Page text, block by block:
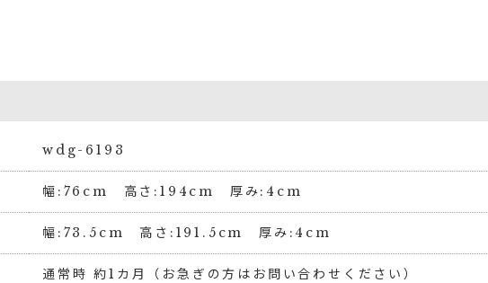
wdg-6193
幅:76cm 高さ:194cm 厚み:4cm
幅:73.5cm 高さ:191.5cm 厚み:4cm
通常時 約1カ月（お急ぎの方はお問い合わせください）